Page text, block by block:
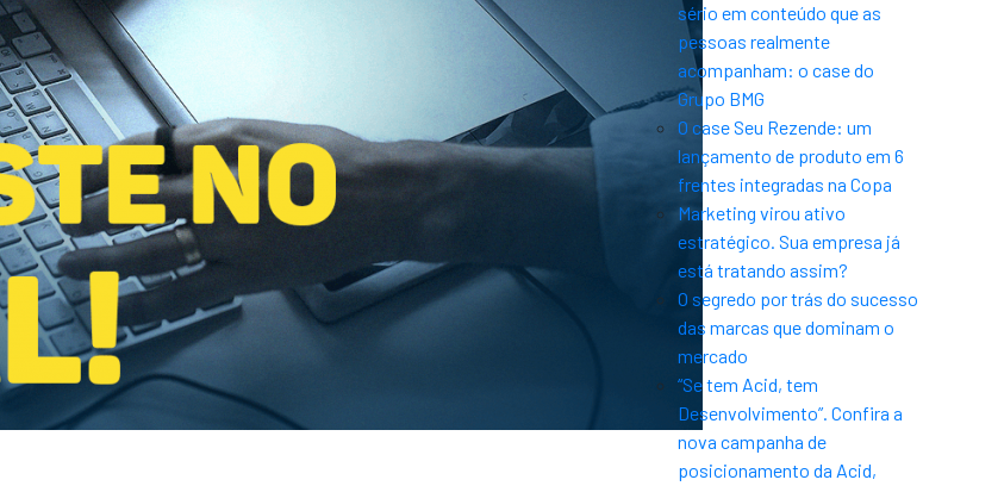
sério em conteúdo que as
pessoas realmente
acompanham: o case do
Grupo BMG
O case Seu Rezende: um
lançamento de produto em 6
frentes integradas na Copa
Marketing virou ativo
estratégico. Sua empresa já
está tratando assim?
O segredo por trás do sucesso
das marcas que dominam o
mercado
“Se tem Acid, tem
Desenvolvimento”. Confira a
nova campanha de
posicionamento da Acid,